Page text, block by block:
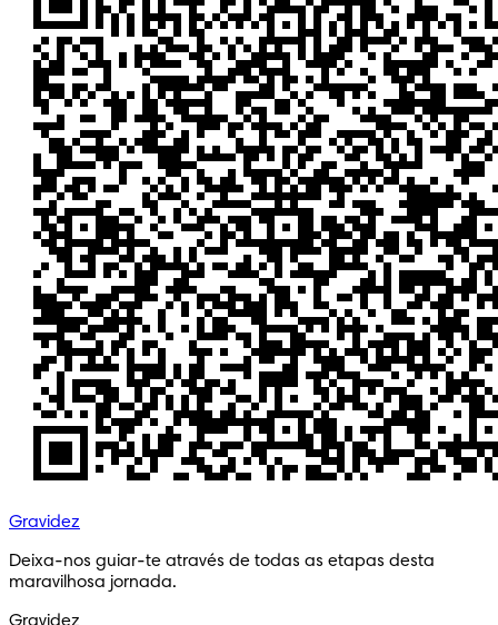
Gravidez
Deixa-nos guiar-te através de todas as etapas desta
maravilhosa jornada.